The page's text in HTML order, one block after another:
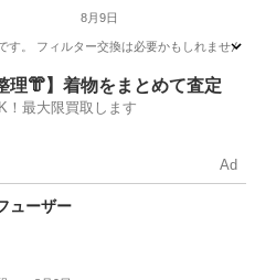
8月9日
す。 フィルター交換は必要かもしれません
調家電
理👘】着物をまとめて査定
！最大限買取します
Ad
ューザー